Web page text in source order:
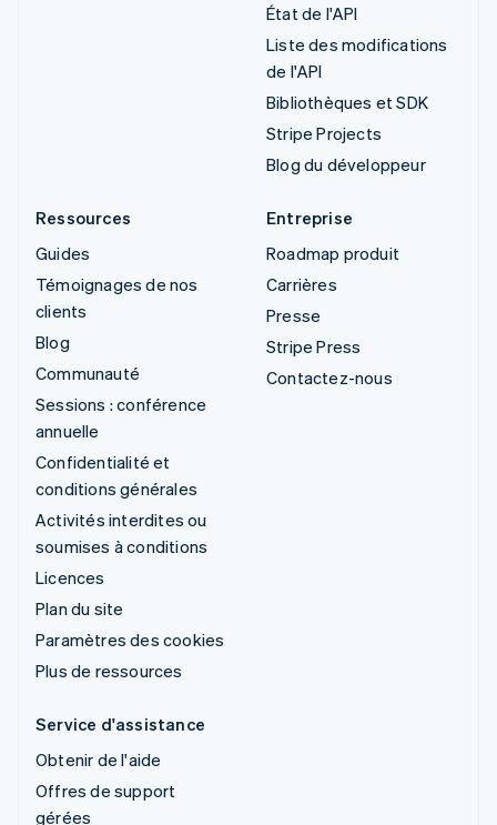
État de l'API
Liste des modifications
de l'API
Bibliothèques et SDK
Stripe Projects
Blog du développeur
Ressources
Guides
Témoignages de nos
clients
Blog
Communauté
Sessions : conférence
annuelle
Confidentialité et
conditions générales
Activités interdites ou
soumises à conditions
Licences
Plan du site
Paramètres des cookies
Plus de ressources
Entreprise
Roadmap produit
Carrières
Presse
Stripe Press
Contactez-nous
Service d'assistance
Obtenir de l'aide
Offres de support
gérées